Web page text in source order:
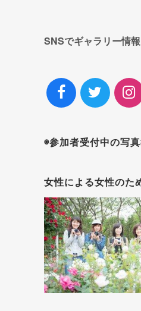
SNSでギャラリー情
◉参加者受付中の写
女性による女性のた